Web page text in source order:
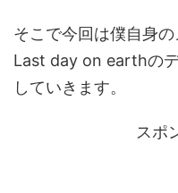
そこで今回は僕自身
Last day on earthの
していきます。
スポ